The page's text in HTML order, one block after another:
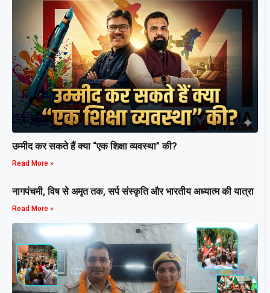
उम्मीद कर सकते हैं क्या “एक शिक्षा व्यवस्था” की?
Read More »
नागपंचमी, ​विष से अमृत तक, सर्प संस्कृति और भारतीय अध्यात्म की यात्रा
Read More »